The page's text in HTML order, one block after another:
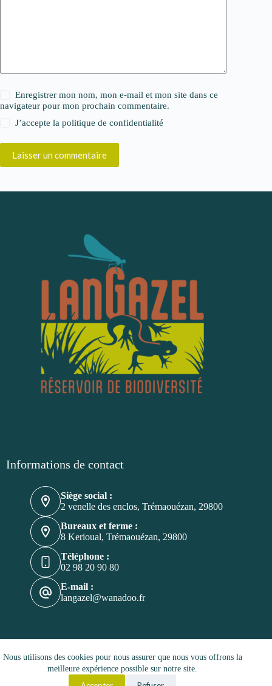
Nous utilisons des cookies pour nous assurer que nous vous offrons la
meilleure expérience possible sur notre site.
Enregistrer mon nom, mon e-mail et mon site dans ce
navigateur pour mon prochain commentaire.
J’accepte lapolitique de confidentialité
Laisser un commentaire
Informations de contact
Siège social :
2 venelle des enclos, Trémaouézan, 29800
Bureaux et ferme :
8 Kerioual, Trémaouézan, 29800
Téléphone :
02 98 20 90 80
E-mail :
langazel@wanadoo.fr
Nos partenaires
Politique de confidentialité
Politique de cookies